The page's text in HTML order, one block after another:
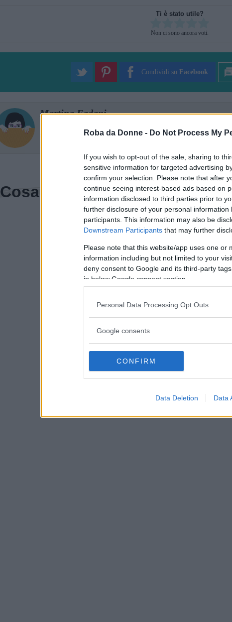
Roba da Donne - Do Not Process My
If you wish to opt-out of the sale, sharing to
sensitive information for targeted advertising
confirm your selection. Please note that after
continue seeing interest-based ads based on
information disclosed to third parties prior to
further disclosure of your personal information
participants. This information may also be
Downstream Participants that may further
Please note that this website/app uses one
information including but not limited to your
deny consent to Google and its third-party
in below Google consent section.
Personal Data Processing Opt Outs
Google consents
CONFIRM
Data Deletion Data
Ti è stato utile?
Non ci sono ancora voti.
Condividi su Facebook
Martina Fadani
scoop: le notizie più buffe, scottanti e incredibili passano
Cosa ne pensi?